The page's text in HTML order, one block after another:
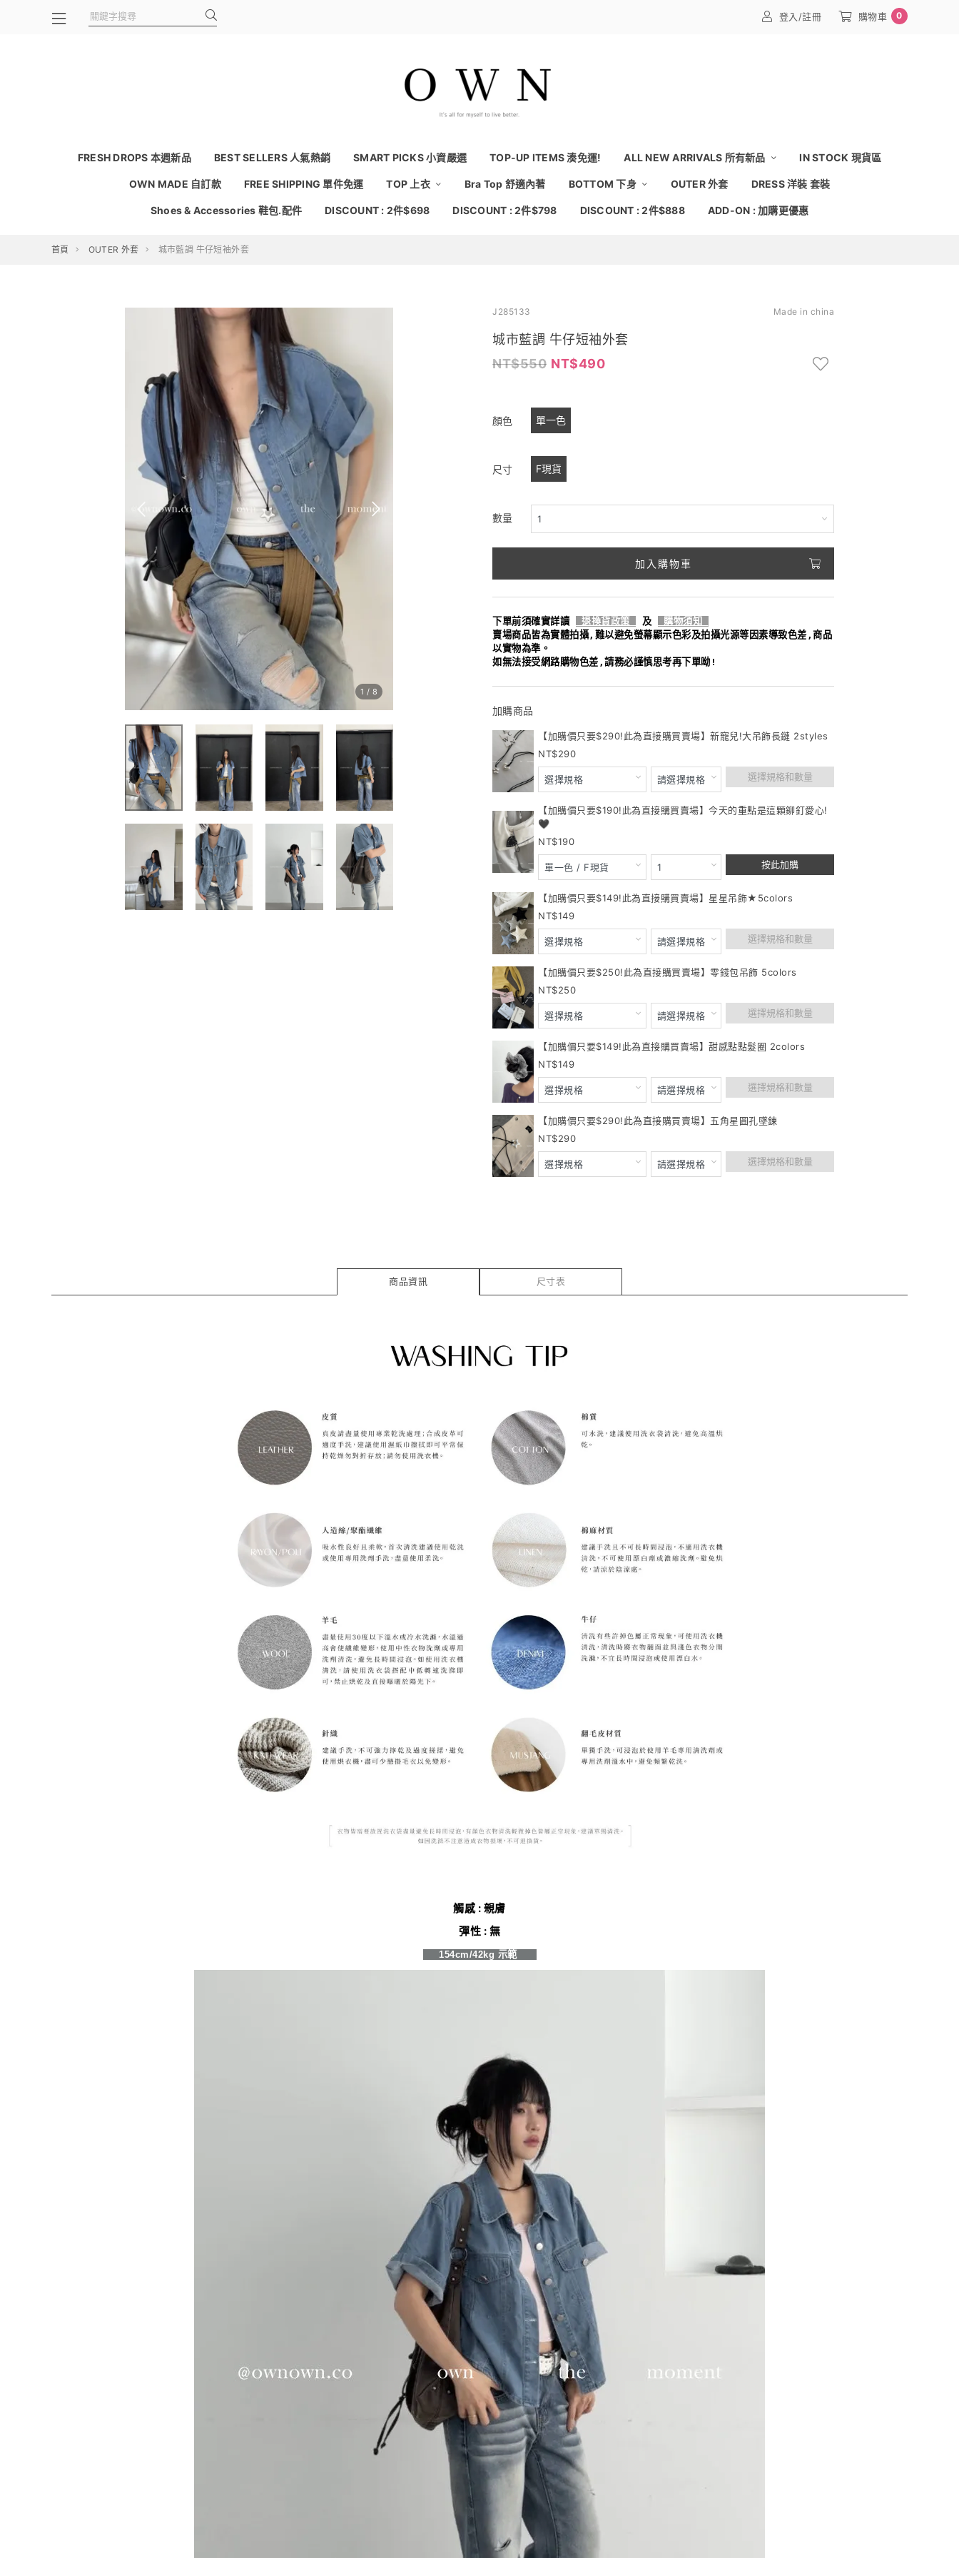
登入/註冊 購物車 0
FRESH DROPS 本週新品 BEST SELLERS 人氣熱銷 SMART PICKS 小資嚴選 TOP-UP ITEMS 湊免運! ALL NEW ARRIVALS 所有新品 IN STOCK 現貨區
OWN MADE 自訂款 FREE SHIPPING 單件免運 TOP 上衣 Bra Top 舒適內著 BOTTOM 下身 OUTER 外套 DRESS 洋裝 套裝
Shoes & Accessories 鞋包.配件 DISCOUNT : 2件$698 DISCOUNT : 2件$798 DISCOUNT : 2件$888 ADD-ON : 加購更優惠
首頁 OUTER 外套 城市藍調 牛仔短袖外套
1 / 8
J285133 Made in china
城市藍調 牛仔短袖外套
550
490
顏色 單一色
尺寸 F現貨
數量
加入購物車
下單前須確實詳讀 退換貨政策 及
購物須知
賣場商品皆為實體拍攝,難以避免螢幕顯示色彩及拍攝光源等因素導致色差,商品
以實物為準。
如無法接受網路購物色差,請務必謹慎思考再下單呦!
加購商品
【加購價只要$290!此為直接購買賣場】新寵兒!大吊飾長鏈 2styles
290
選擇規格和數量
【加購價只要$190!此為直接購買賣場】今天的重點是這顆鉚釘愛心!
🖤
190
按此加購
【加購價只要$149!此為直接購買賣場】星星吊飾★5colors
149
選擇規格和數量
【加購價只要$250!此為直接購買賣場】零錢包吊飾 5colors
250
選擇規格和數量
【加購價只要$149!此為直接購買賣場】甜感點點髮圈 2colors
149
選擇規格和數量
【加購價只要$290!此為直接購買賣場】五角星圓孔墜鍊
290
選擇規格和數量
商品資訊 尺寸表
觸感 : 親膚
彈性 : 無
154cm/42kg 示範